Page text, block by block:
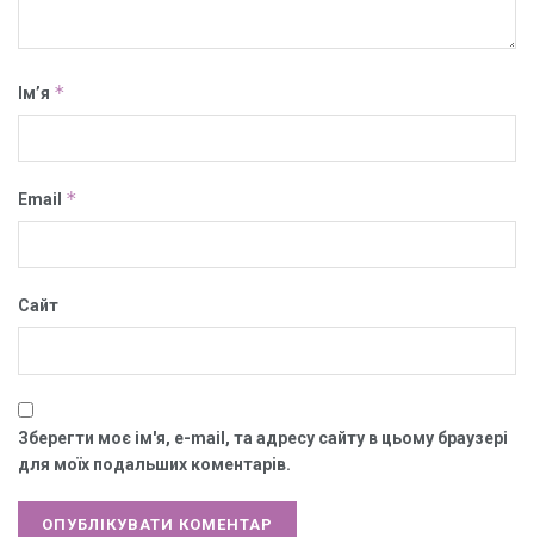
Ім’я *
Email *
Сайт
Зберегти моє ім'я, e-mail, та адресу сайту в цьому браузері
для моїх подальших коментарів.